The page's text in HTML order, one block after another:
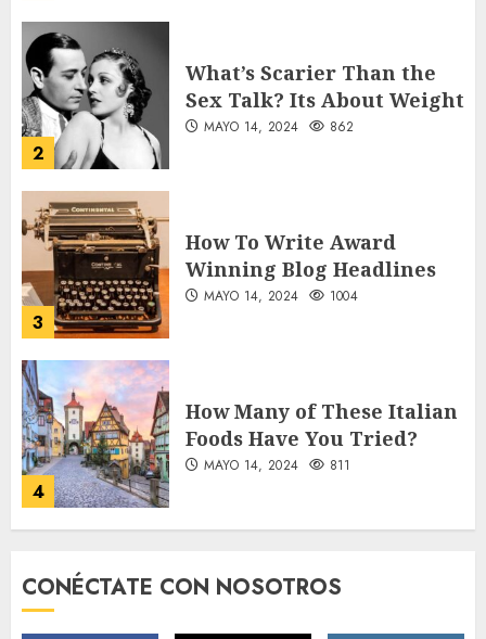
2
What’s Scarier Than the
Sex Talk? Its About Weight
MAYO 14, 2024 862
3
How To Write Award
Winning Blog Headlines
MAYO 14, 2024 1004
4
How Many of These Italian
Foods Have You Tried?
MAYO 14, 2024 811
Classic Cars in a Retro
CONÉCTATE CON NOSOTROS